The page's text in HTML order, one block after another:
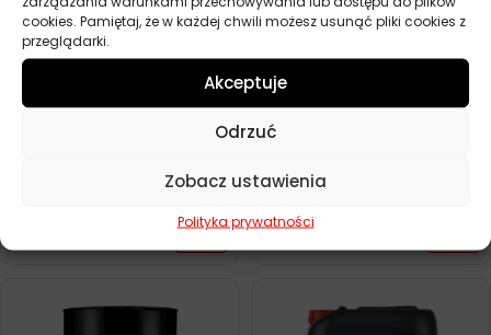
cookies. Pamiętaj, że w każdej chwili możesz usunąć pliki cookies z
przeglądarki.
Akceptuje
Odrzuć
Zobacz ustawienia
Polityka prywatności